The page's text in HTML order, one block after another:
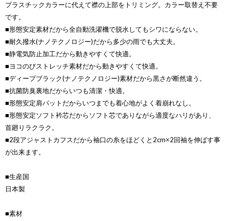
プラスチックカラーに代えて襟の上部をトリミング。カラー取替え不要
です。
■形態安定素材だから全自動洗濯機で脱水してもシワにならない。
■耐久撥水(ナノテクノロジー)だから多少の雨でも大丈夫。
■静電気防止加工だから動きやすくて快適。
■ヨコのびストレッチ素材だから動きやすくて快適。
■ディープブラック(ナノテクノロジー)素材だから黒さが断然違う。
■抗菌防臭裏地だからいつも清潔・快適。
■形態安定肩パットだからいつまでも着心地がよく着崩れなし。
■形態安定ソフト衿芯だからソフト芯でありながら適度なハリがあり、
首廻りラクラク。
■2段アジャストカフスだから袖口の糸をほどくと2cm×2回袖を伸ばす事
が出来ます。
■生産国
日本製
■素材